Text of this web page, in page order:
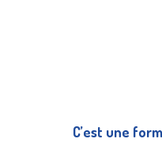
C’est une